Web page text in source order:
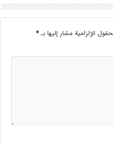
الإلزامية مشار إليها بـ*